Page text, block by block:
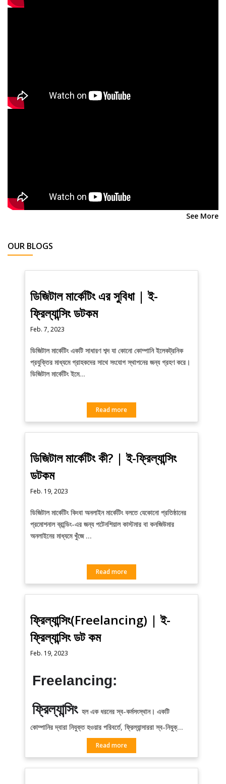
See More
OUR BLOGS
ডিজিটাল মার্কেটিং এর সুবিধা | ই-
ফ্রিল্যান্সিং ডটকম
Feb. 7, 2023
ডিজিটাল মার্কেটিং একটি সাধারণ শব্দ যা কোনো কোম্পানি ইলেকট্রনিক
প্রযুক্তির মাধ্যমে গ্রাহকদের সাথে সংযোগ স্থাপনের জন্য গ্রহণ করে।
ডিজিটাল মার্কেটিং ইমে…
Read more
ডিজিটাল মার্কেটিং কী? | ই-ফ্রিল্যান্সিং
ডটকম
Feb. 19, 2023
ডিজিটাল মার্কেটিং কিংবা অনলাইন মার্কেটিং বলতে যেকোনো প্রতিষ্ঠানের
প্রমোশনাল ব্রান্ডিং-এর জন্য পটেনশিয়াল কাস্টমার বা কনজিউমার
অনলাইনের মাধ্যমে খুঁজে …
Read more
ফ্রিল্যান্সিং(Freelancing) | ই-
ফ্রিল্যান্সিং ডট কম
Feb. 19, 2023
Freelancing:
ফ্রিল্যান্সিংহল এক ধরনের স্ব-কর্মসংস্থান। একটি
কোম্পানির দ্বারা নিযুক্ত হওয়ার পরিবর্তে, ফ্রিল্যান্সাররা স্ব-নিযুক্…
Read more